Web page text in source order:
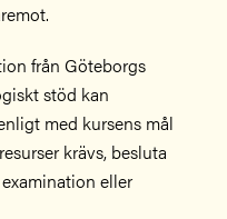
från Göteborgs
stöd kan
med kursens mål
krävs, besluta
eller